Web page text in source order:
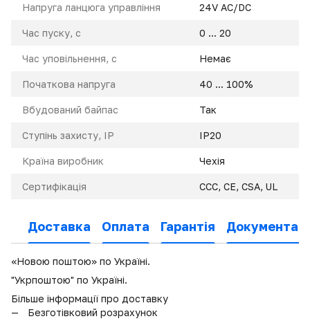
Напруга ланцюга управління 24V AC/DC
Час пуску, с 0 ... 20
Час уповільнення, с Немає
Початкова напруга 40 ... 100%
Вбудований байпас Так
Ступінь захисту, IP IP20
Країна виробник Чехія
Сертифікація CCC, CE, CSA, UL
Доставка Оплата Гарантія
«Новою поштою» по Україні.
"Укрпоштою" по Україні.
Більше інформації про доставку
Безготівковий розрахунок